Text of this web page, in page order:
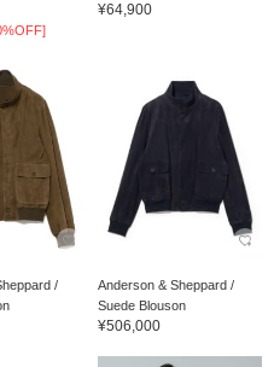
¥64,900
/
Anderson & Sheppard /
Suede Blouson
¥506,000